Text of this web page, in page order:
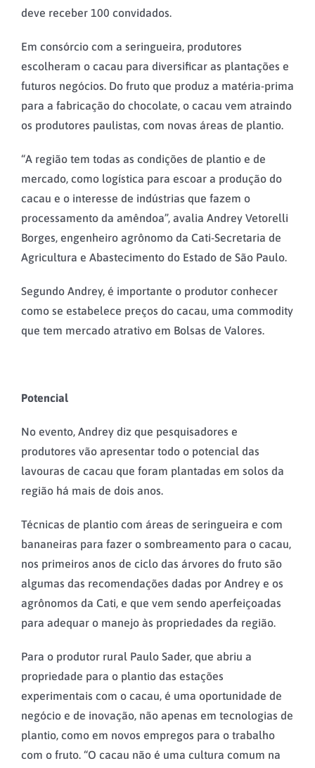
deve receber 100 convidados.
Em consórcio com a seringueira, produtores
escolheram o cacau para diversificar as plantações e
futuros negócios. Do fruto que produz a matéria-prima
para a fabricação do chocolate, o cacau vem atraindo
os produtores paulistas, com novas áreas de plantio.
“A região tem todas as condições de plantio e de
mercado, como logística para escoar a produção do
cacau e o interesse de indústrias que fazem o
processamento da amêndoa”, avalia Andrey Vetorelli
Borges, engenheiro agrônomo da Cati-Secretaria de
Agricultura e Abastecimento do Estado de São Paulo.
Segundo Andrey, é importante o produtor conhecer
como se estabelece preços do cacau, uma commodity
que tem mercado atrativo em Bolsas de Valores.
Potencial
No evento, Andrey diz que pesquisadores e
produtores vão apresentar todo o potencial das
lavouras de cacau que foram plantadas em solos da
região há mais de dois anos.
Técnicas de plantio com áreas de seringueira e com
bananeiras para fazer o sombreamento para o cacau,
nos primeiros anos de ciclo das árvores do fruto são
algumas das recomendações dadas por Andrey e os
agrônomos da Cati, e que vem sendo aperfeiçoadas
para adequar o manejo às propriedades da região.
Para o produtor rural Paulo Sader, que abriu a
propriedade para o plantio das estações
experimentais com o cacau, é uma oportunidade de
negócio e de inovação, não apenas em tecnologias de
plantio, como em novos empregos para o trabalho
com o fruto. “O cacau não é uma cultura comum na